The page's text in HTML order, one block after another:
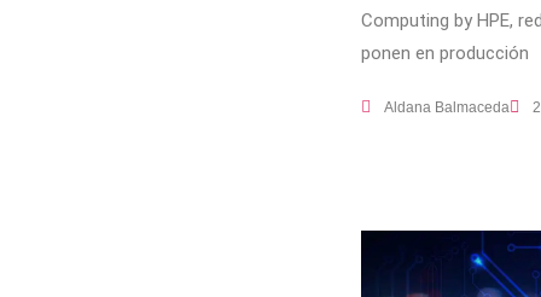
Computing by HPE,
ponen en producción
Aldana Balmaceda